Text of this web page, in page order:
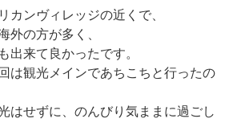
カンヴィレッジの近くで、
外の方が多く、
出来て良かったです。
は観光メインであちこちと行ったの
はせずに、のんびり気ままに過ごし